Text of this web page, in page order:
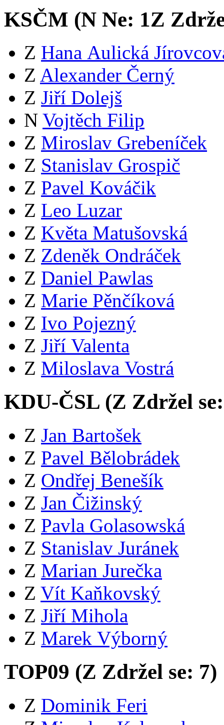
KSČM (N Ne: 1Z
Z Hana Aulická
Z Alexander Černý
Z Jiří Dolejš
N Vojtěch Filip
Z Miroslav Grebeníček
Z Stanislav Grospič
Z Pavel Kováčik
Z Leo Luzar
Z Květa Matušovská
Z Zdeněk Ondráček
Z Daniel Pawlas
Z Marie Pěnčíková
Z Ivo Pojezný
Z Jiří Valenta
Z Miloslava Vostrá
KDU-ČSL (Z Zdržel
Z Jan Bartošek
Z Pavel Bělobrádek
Z Ondřej Benešík
Z Jan Čižinský
Z Pavla Golasowská
Z Stanislav Juránek
Z Marian Jurečka
Z Vít Kaňkovský
Z Jiří Mihola
Z Marek Výborný
TOP09 (Z Zdržel se: 7)
Z Dominik Feri